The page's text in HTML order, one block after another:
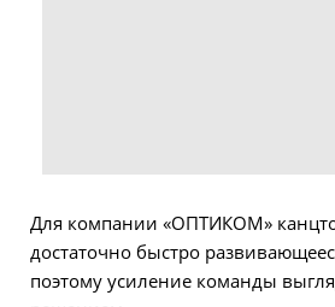
Для компании «ОПТИКОМ»
достаточно быстро
поэтому усиление команды